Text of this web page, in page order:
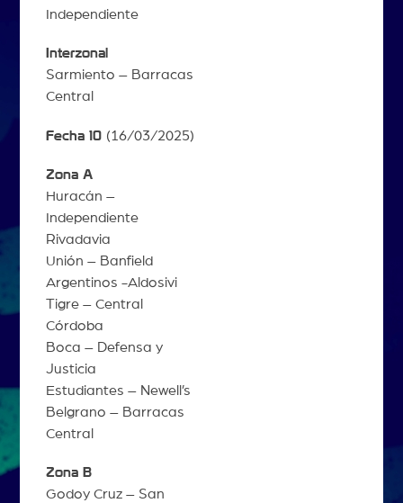
Independiente
Interzonal
Sarmiento – Barracas
Central
Fecha 10 (16/03/2025)
Zona A
Huracán –
Independiente
Rivadavia
Unión – Banfield
Argentinos -Aldosivi
Tigre – Central
Córdoba
Boca – Defensa y
Justicia
Estudiantes – Newell’s
Belgrano – Barracas
Central
Zona B
Godoy Cruz – San